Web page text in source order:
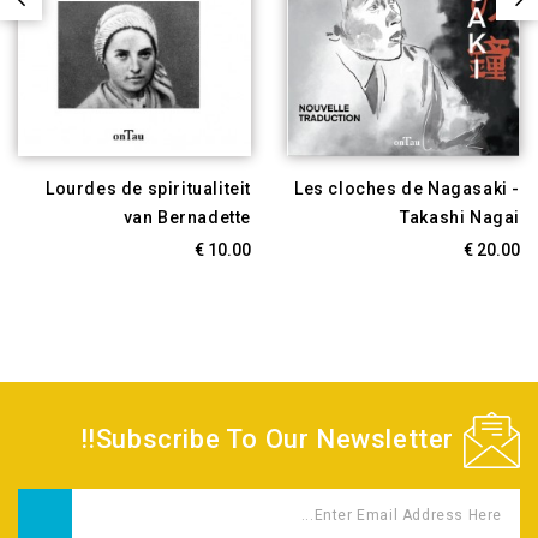
Lourdes de spiritualiteit
van Bernadette
10.00 €
Les cloches de Nagasaki -
Takashi Nagai
20.00 €
Subscribe To Our Newsletter!!